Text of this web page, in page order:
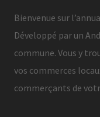
Bienvenue sur
Développé par un
commune. Vous y
vos commerces
commerçants de